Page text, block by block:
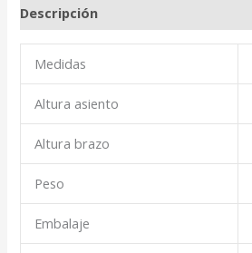
Descripción
Medidas
Altura asiento
Altura brazo
Peso
Embalaje